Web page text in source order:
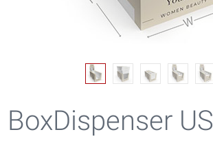
BoxDispenser US